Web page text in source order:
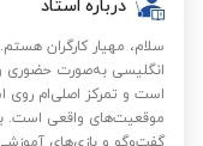
درباره استاد
سلام، مهیار کارگران
انگلیسی به‌صورت حضوری و
است و تمرکز اصلی‌ام روی
موقعیت‌های واقعی است.